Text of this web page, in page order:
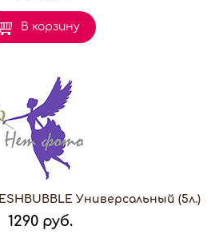
В корзину
Универсальный (5л.)
1290 руб.